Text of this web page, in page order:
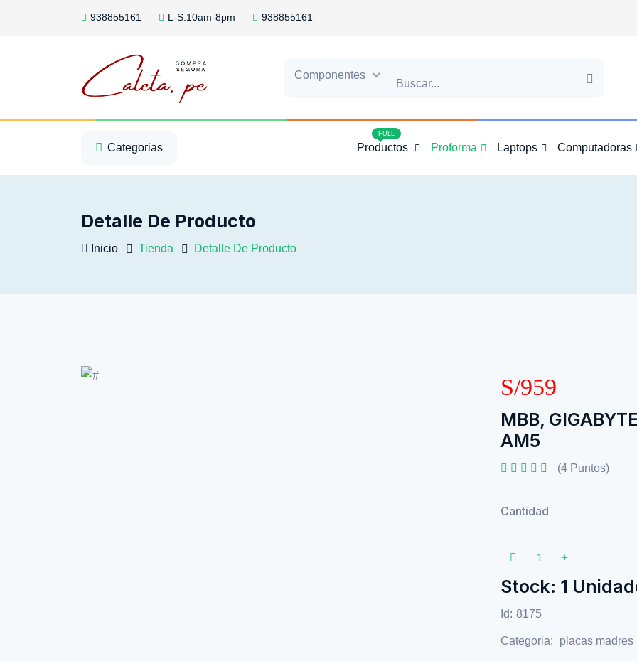
938855161 L-S:10am-8pm 938855161
Componentes
Categorias
Productos
FULL
Proforma Laptops Computadoras
Detalle De Producto
Inicio Tienda Detalle De Producto
S/959
MBB,
AM5
(4 Puntos)
Cantidad
Stock: 1
Id: 8175
Categoria: placas madres